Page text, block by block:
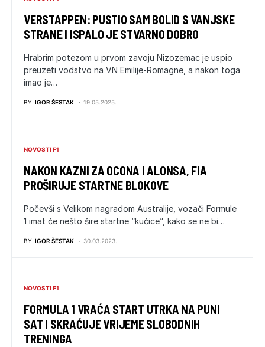
VERSTAPPEN: PUSTIO SAM BOLID S VANJSKE
STRANE I ISPALO JE STVARNO DOBRO
Hrabrim potezom u prvom zavoju Nizozemac je uspio
preuzeti vodstvo na VN Emilije-Romagne, a nakon toga
imao je…
BY IGOR ŠESTAK 19.05.2025.
NOVOSTI F1
NAKON KAZNI ZA OCONA I ALONSA, FIA
PROŠIRUJE STARTNE BLOKOVE
Počevši s Velikom nagradom Australije, vozači Formule
1 imat će nešto šire startne “kućice”, kako se ne bi…
BY IGOR ŠESTAK 30.03.2023.
NOVOSTI F1
FORMULA 1 VRAĆA START UTRKA NA PUNI
SAT I SKRAĆUJE VRIJEME SLOBODNIH
TRENINGA